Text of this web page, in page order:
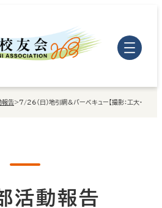
報告> 7/26（日）地引網＆バーベキュー【撮影：工大・写真
活動報告